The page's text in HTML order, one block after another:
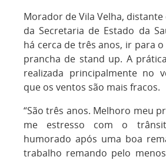
Morador de Vila Velha,
da Secretaria de Estado da
há cerca de três anos, ir para
prancha de stand up. A
realizada principalmente no
que os ventos são mais fracos.
“São três anos. Melhoro meu
me estresso com o
humorado após uma boa
trabalho remando pelo